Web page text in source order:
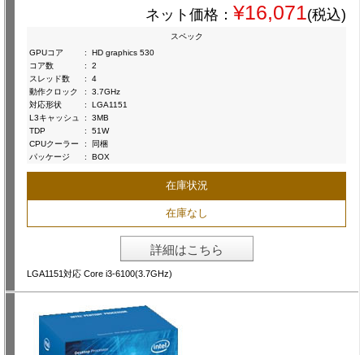
ネット価格： ¥16,071(税込)
スペック
GPUコア
:
HD graphics 530
コア数
:
2
スレッド数
:
4
動作クロック
:
3.7GHz
対応形状
:
LGA1151
L3キャッシュ
:
3MB
TDP
:
51W
CPUクーラー
:
同梱
パッケージ
: BOX
在庫状況
在庫なし
詳細はこちら
LGA1151対応 Core i3-6100(3.7GHz)